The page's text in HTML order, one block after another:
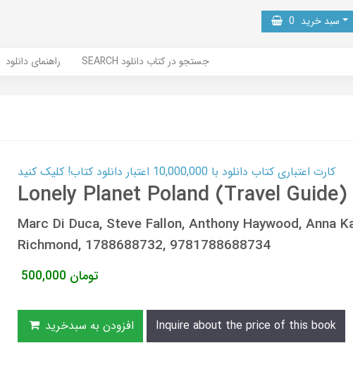
سبد خرید 0
راهنمای دانلود SEARCH جستجو در کتاب دانلود
کارت اعتباری کتاب دانلود با 10,000,000 اعتبار دانلود کتاب! کلیک کنید
Lonely Planet Poland (Travel Guide)
Marc Di Duca, Steve Fallon, Anthony Haywood, Anna
Richmond, 1788688732, 9781788688734
500,000 تومان
افزودن به سبدخرید Inquire about the price of this book